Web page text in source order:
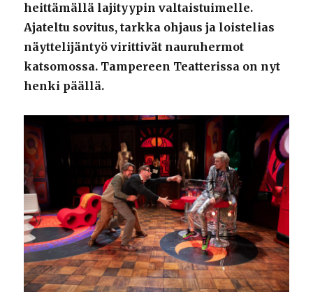
heittämällä lajityypin valtaistuimelle.
Ajateltu sovitus, tarkka ohjaus ja loistelias
näyttelijäntyö virittivät nauruhermot
katsomossa. Tampereen Teatterissa on nyt
henki päällä.